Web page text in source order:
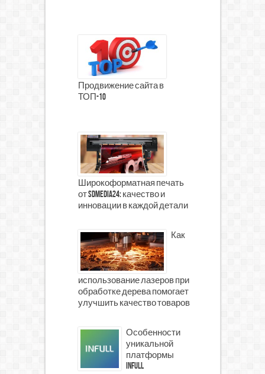
Продвижение сайта в
ТОП-10
Широкоформатная печать
от SDMedia24: качество и
инновации в каждой детали
Как
использование лазеров при
обработке дерева помогает
улучшить качество товаров
Особенности
уникальной
платформы
INFULL